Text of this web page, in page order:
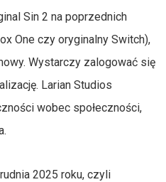
Sin 2 na poprzednich
One czy oryginalny Switch),
Wystarczy zalogować się
Larian Studios
wobec społeczności,
2025 roku, czyli